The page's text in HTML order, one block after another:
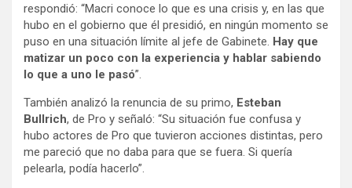
respondió: “Macri conoce lo que es una crisis y, en las que
hubo en el gobierno que él presidió, en ningún momento se
puso en una situación límite al jefe de Gabinete. Hay que
matizar un poco con la experiencia y hablar sabiendo
lo que a uno le pasó”.
También analizó la renuncia de su primo, Esteban
Bullrich, de Pro y señaló: “Su situación fue confusa y
hubo actores de Pro que tuvieron acciones distintas, pero
me pareció que no daba para que se fuera. Si quería
pelearla, podía hacerlo”.